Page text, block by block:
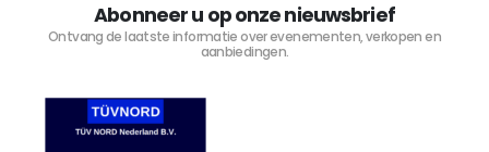
Abonneer u op onze nieuwsbrief
Ontvang de laatste informatie over evenementen, verkopen en
aanbiedingen.